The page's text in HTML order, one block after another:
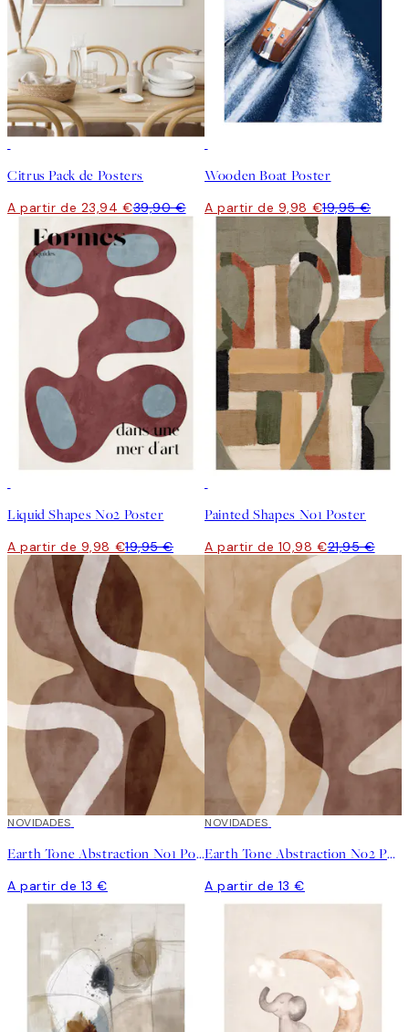
Citrus Pack de Posters
A partir de 23,94 €39,90 €
Wooden Boat Poster
A partir de 9,98 €19,95 €
Liquid Shapes No2 Poster
A partir de 9,98 €19,95 €
Painted Shapes No1 Poster
A partir de 10,98 €21,95 €
NOVIDADES
Earth Tone Abstraction No1 Poster
A partir de 13 €
NOVIDADES
Earth Tone Abstraction No2 Poster
A partir de 13 €